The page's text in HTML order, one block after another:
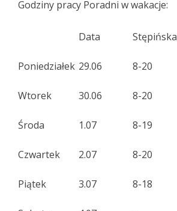
Godziny pracy Poradni w wakacje:
Data Stępińska
Poniedziałek 29.06 8-20
Wtorek 30.06 8-20
Środa 1.07 8-19
Czwartek 2.07 8-20
Piątek 3.07 8-18